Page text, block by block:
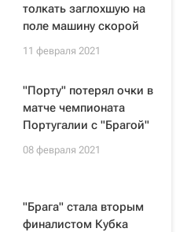
толкать заглохшую на
поле машину скорой
11 февраля 2021
"Порту" потерял очки в
матче чемпионата
Португалии с "Брагой"
08 февраля 2021
"Брага" стала вторым
финалистом Кубка